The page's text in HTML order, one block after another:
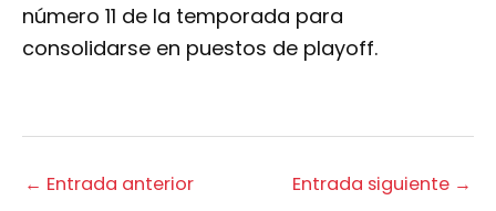
número 11 de la temporada para
consolidarse en puestos de playoff.
← Entrada anterior Entrada siguiente →